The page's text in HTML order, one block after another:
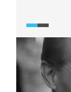
parlamentu
smutní i
stojí před
Jak se k